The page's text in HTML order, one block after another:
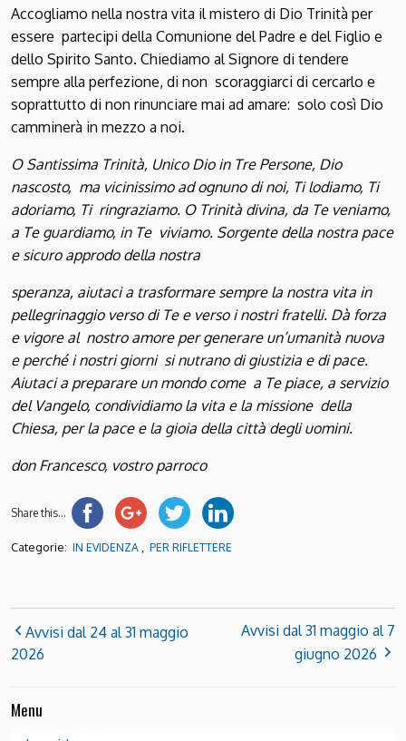
Accogliamo nella nostra vita il mistero di Dio Trinità per
essere partecipi della Comunione del Padre e del Figlio e
dello Spirito Santo. Chiediamo al Signore di tendere
sempre alla perfezione, di non scoraggiarci di cercarlo e
soprattutto di non rinunciare mai ad amare: solo così Dio
camminerà in mezzo a noi.
O Santissima Trinità, Unico Dio in Tre Persone, Dio
nascosto, ma vicinissimo ad ognuno di noi, Ti lodiamo, Ti
adoriamo, Ti ringraziamo. O Trinità divina, da Te veniamo,
a Te guardiamo, in Te viviamo. Sorgente della nostra pace
e sicuro approdo della nostra
speranza, aiutaci a trasformare sempre la nostra vita in
pellegrinaggio verso di Te e verso i nostri fratelli. Dà forza
e vigore al nostro amore per generare un’umanità nuova
e perché i nostri giorni si nutrano di giustizia e di pace.
Aiutaci a preparare un mondo come a Te piace, a servizio
del Vangelo, condividiamo la vita e la missione della
Chiesa, per la pace e la gioia della città degli uomini.
don Francesco, vostro parroco
Share this...
Categorie: IN EVIDENZA , PER RIFLETTERE
Avvisi dal 24 al 31 maggio
2026
Avvisi dal 31 maggio al 7
giugno 2026
Menu